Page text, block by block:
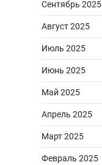
Сентябрь 2025
Август 2025
Июль 2025
Июнь 2025
Май 2025
Апрель 2025
Март 2025
Февраль 2025